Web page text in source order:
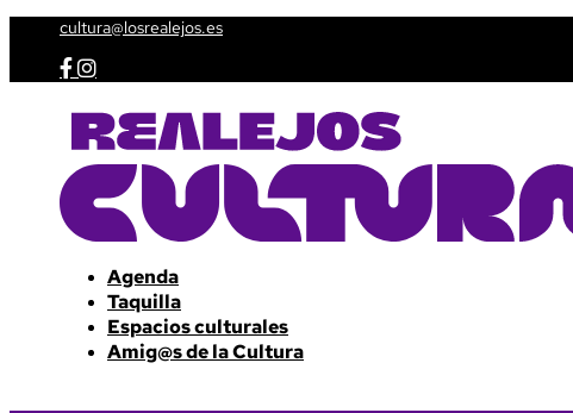
cultura@losrealejos.es
 
Agenda
Taquilla
Espacios culturales
Amig@s de la Cultura